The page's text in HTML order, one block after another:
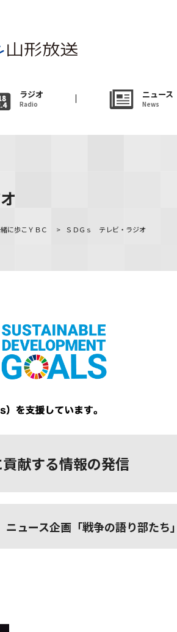
ラジオ
Radio
ニュース
News
に歩こＹＢＣ > ＳＤＧｓ テレビ・ラジオ
献する情報の発信
ース企画「戦争の語り部たち」